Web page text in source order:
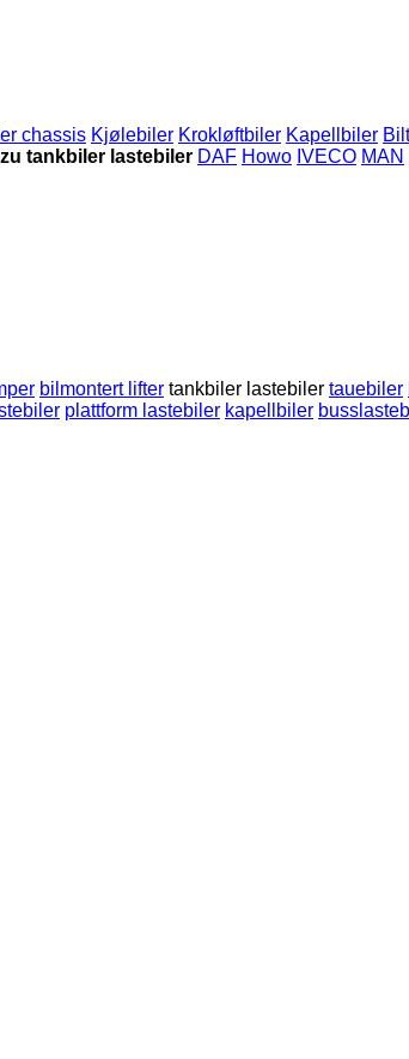
chassis Kjølebiler Krokløftbiler Kapellbiler
tankbiler lastebiler DAF Howo IVECO MAN
bilmontert lifter tankbiler lastebiler tauebiler
plattform lastebiler kapellbiler